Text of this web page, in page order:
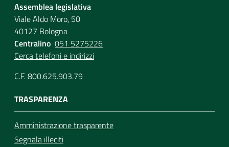
Assemblea legislativa
Viale Aldo Moro, 50
40127 Bologna
Centralino 051 5275226
Cerca telefoni e indirizzi
C.F. 800.625.903.79
TRASPARENZA
Amministrazione trasparente
Segnala illeciti